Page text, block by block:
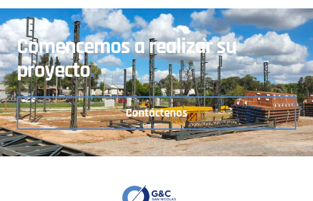
Comencemos a realizar su
proyecto.
Contáctenos